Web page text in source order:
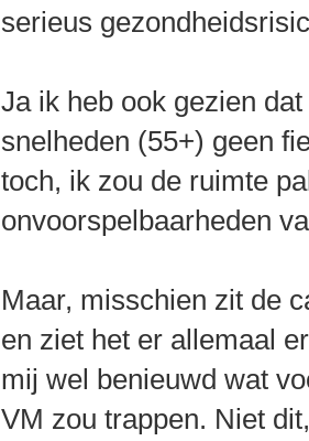
serieus
Ja ik heb ook gezien
snelheden (55+) geen
toch, ik zou de ruimte
onvoorspelbaarheden
Maar, misschien zit de
en ziet het er allemaal
mij wel benieuwd wat
VM zou trappen. Niet